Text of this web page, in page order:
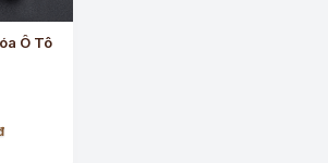
Ô Tô